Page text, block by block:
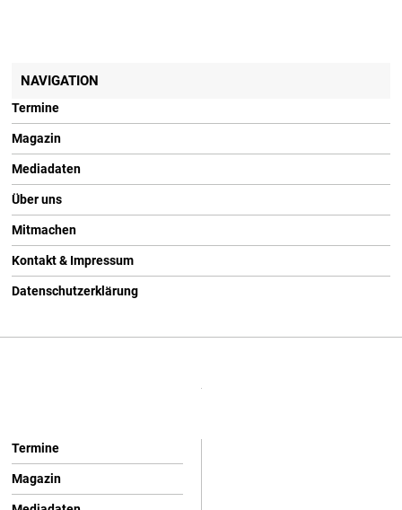
NAVIGATION
Termine
Magazin
Mediadaten
Über uns
Mitmachen
Kontakt & Impressum
Datenschutzerklärung
Termine
Magazin